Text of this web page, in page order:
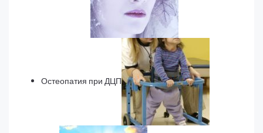
Остеопатия при ДЦП